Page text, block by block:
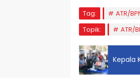
Tag: ATR/
Topik:
ATR/
Kepala